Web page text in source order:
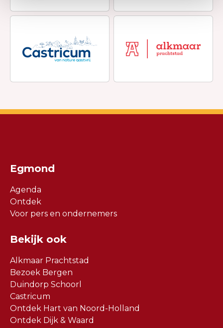
Egmond
Agenda
Ontdek
Voor pers en ondernemers
Bekijk ook
Alkmaar Prachtstad
Bezoek Bergen
Duindorp Schoorl
Castricum
Ontdek Hart van Noord-Holland
Ontdek Dijk & Waard